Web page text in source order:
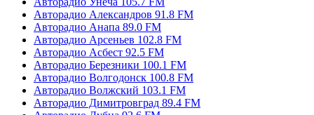
Авторадио Александров 91.8 FM
Авторадио Анапа 89.0 FM
Авторадио Арсеньев 102.8 FM
Авторадио Асбест 92.5 FM
Авторадио Березники 100.1 FM
Авторадио Волгодонск 100.8 FM
Авторадио Волжский 103.1 FM
Авторадио Димитровград 89.4 FM